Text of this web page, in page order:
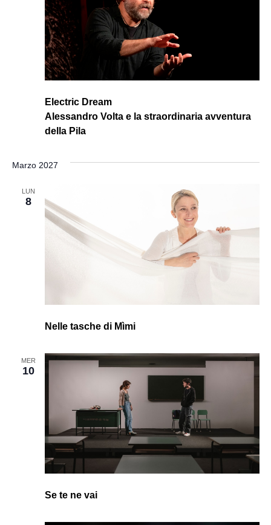
Electric Dream
Alessandro Volta e la straordinaria avventura
della Pila
Marzo 2027
LUN
8
Nelle tasche di Mìmi
MER
10
Se te ne vai